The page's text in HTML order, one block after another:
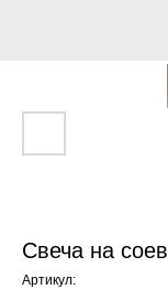
Свеча на
Артикул: